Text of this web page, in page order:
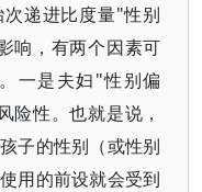
递进比度量"性别
响，有两个因素可
一是夫妇"性别偏
险性。也就是说，
子的性别（或性别
用的前设就会受到